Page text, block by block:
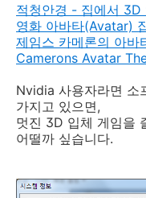
적청안경 - 집에서 3D
영화 아바타(Avatar)
제임스 카메론의 아
Camerons Avatar
Nvidia 사용자라면 소
가지고 있으면,
멋진 3D 입체 게임을
어떨까 싶습니다.